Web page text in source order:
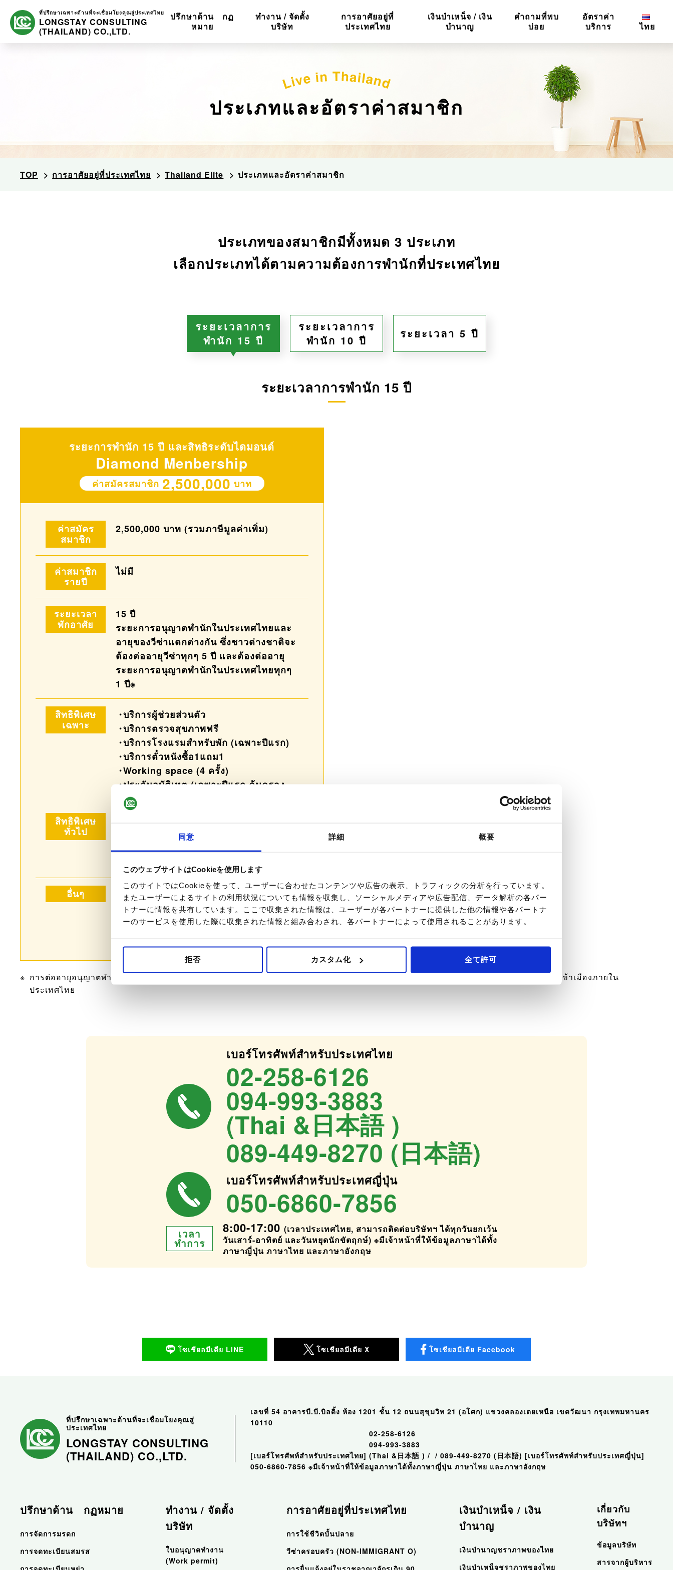
同意 詳細 概要
このウェブサイトはCookieを使用します
このサイトではCookieを使って、ユーザーに合わせたコンテンツや広告の表示、トラフィックの分析を行っています。
またユーザーによるサイトの利用状況についても情報を収集し、ソーシャルメディアや広告配信、データ解析の各パー
トナーに情報を共有しています。ここで収集された情報は、ユーザーが各パートナーに提供した他の情報や各パートナ
ーのサービスを使用した際に収集された情報と組み合わされ、各パートナーによって使用されることがあります。
拒否 カスタム化 全て許可
ที่ปรึกษาเฉพาะด้านที่จะเชื่อมโยงคุณสู่ประเทศไทย
LONGSTAY CONSULTING
(THAILAND) CO.,LTD.
ปรึกษาด้าน กฏ
หมาย
ทำงาน / จัดตั้ง
บริษัท
การอาศัยอยู่ที่
ประเทศไทย
เงินบำเหน็จ / เงิน
บำนาญ
คำถามที่พบ
บ่อย
อัตราค่า
บริการ
ไทย
ประเภทและอัตราค่าสมาชิก
TOP การอาศัยอยู่ที่ประเทศไทย Thailand Elite ประเภทและอัตราค่าสมาชิก
ประเภทของสมาชิกมีทั้งหมด 3 ประเภท
เลือกประเภทได้ตามความต้องการพำนักที่ประเทศไทย
ระยะเวลาการ
พำนัก 15 ปี
ระยะเวลาการพำนัก 15 ปี
ระยะการพำนัก 15 ปี และสิทธิระดับไดมอนด์
Diamond Menbership
ค่าสมัครสมาชิก 2,500,000 บาท
ค่าสมัคร
สมาชิก
2,500,000 บาท (รวมภาษีมูลค่าเพิ่ม)
ค่าสมาชิก
รายปี
ไม่มี
ระยะเวลา
พักอาศัย
15 ปี
ระยะการอนุญาตพำนักในประเทศไทยและ
อายุของวีซ่าแตกต่างกัน ซึ่งชาวต่างชาติจะ
ต้องต่ออายุวีซ่าทุกๆ 5 ปี และต้องต่ออายุ
ระยะการอนุญาตพำนักในประเทศไทยทุกๆ
1 ปี※
สิทธิพิเศษ
เฉพาะ
บริการผู้ช่วยส่วนตัว
บริการตรวจสุขภาพฟรี
บริการโรงแรมสำหรับพัก (เฉพาะปีแรก)
บริการตั๋วหนังซื้อ1แถม1
Working space (4 ครั้ง)
ประกันอุบัติเหตุ (เฉพาะปีแรก คุ้มครอง
365 วัน)
สิทธิพิเศษ
ทั่วไป
บริการแจ้งอยู่ราชอาณาจักรเกิน 90 วัน
(ใช้แต้ม)
ส่วนลดจากร้านค้าต่างๆ (ใช้แต้ม)
อื่นๆ
ผู้สมัครจะได้รับ 55 แต้ม เพื่อใช้สำหรับการ
แลกบริการต่างๆ และสามารถเพิ่มสมาชิกที่
เป็นครอบครัว ท่านละ 1,500,000 บาท
ระยะเวลาการ
พำนัก 10 ปี
ระยะเวลา 5 ปี
การต่ออายุอนุญาตพำนักในประเทศไทยจะต่ออายุเองโดยอัตโนมัติเมื่อเดินทางเข้าประเทศไทยอีกครั้ง หรือต้องดำเนินการที่สำนักงานตรวจคนเข้าเมืองภายใน
ประเทศไทย
เบอร์โทรศัพท์สำหรับประเทศไทย
02-258-6126
094-993-3883
(Thai &日本語 )
089-449-8270 (日本語)
เบอร์โทรศัพท์สำหรับประเทศญี่ปุ่น
050-6860-7856
เวลา
ทำการ
8:00-17:00 (เวลาประเทศไทย, สามารถติดต่อบริษัทฯ ได้ทุกวันยกเว้น
วันเสาร์-อาทิตย์ และวันหยุดนักขัตฤกษ์) ※มีเจ้าหน้าที่ให้ข้อมูลภาษาได้ทั้ง
ภาษาญี่ปุ่น ภาษาไทย และภาษาอังกฤษ
โซเชียลมีเดีย LINE โซเชียลมีเดีย X โซเชียลมีเดีย Facebook
ที่ปรึกษาเฉพาะด้านที่จะเชื่อมโยงคุณสู่
ประเทศไทย
LONGSTAY CONSULTING
(THAILAND) CO.,LTD.
เลขที่ 54 อาคารบี.บี.บิลดิ้ง ห้อง 1201 ชั้น 12 ถนนสุขุมวิท 21 (อโศก) แขวงคลองเตยเหนือ เขตวัฒนา กรุงเทพมหานคร
10110
[เบอร์โทรศัพท์สำหรับประเทศไทย]
02-258-6126
094-993-3883
(Thai &日本語 ) / / 089-449-8270 (日本語) [เบอร์โทรศัพท์สำหรับประเทศญี่ปุ่น]
050-6860-7856 ※มีเจ้าหน้าที่ให้ข้อมูลภาษาได้ทั้งภาษาญี่ปุ่น ภาษาไทย และภาษาอังกฤษ
ปรึกษาด้าน กฏหมาย
การจัดการมรดก
การจดทะเบียนสมรส
ทำงาน / จัดตั้ง
บริษัท
ใบอนุญาตทำงาน
(Work permit)
การอาศัยอยู่ที่ประเทศไทย
การใช้ชีวิตบั้นปลาย
วีซ่าครอบครัว (NON-IMMIGRANT O)
เงินบำเหน็จ / เงิน
บำนาญ
เงินบำนาญชราภาพของไทย
เงินบำเหน็จชราภาพของไทย
เกี่ยวกับ
บริษัทฯ
ข้อมูลบริษัท
สารจากผู้บริหาร